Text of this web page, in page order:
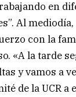
en
Al
con la
«A la tarde
y vamos a
de la UCR a